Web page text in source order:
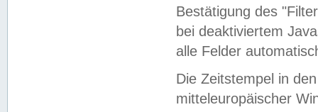
Bestätigung des
bei deaktiviertem
alle Felder
Die Zeitstempel in
mitteleuropäischer